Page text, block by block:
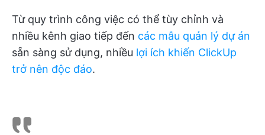
Từ quy trình công việc có thể tùy chỉnh và
nhiều kênh giao tiếp đến các mẫu quản lý dự án
sẵn sàng sử dụng, nhiều lợi ích khiến ClickUp
trở nên độc đáo.